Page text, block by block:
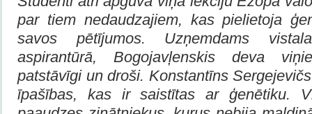
par tiem nedaudzajiem, kas pielietoja
savos pētījumos. Uzņemdams
aspirantūrā, Bogojavļenskis deva
patstāvīgi un droši. Konstantīns
īpašības, kas ir saistītas ar ģenētiku.